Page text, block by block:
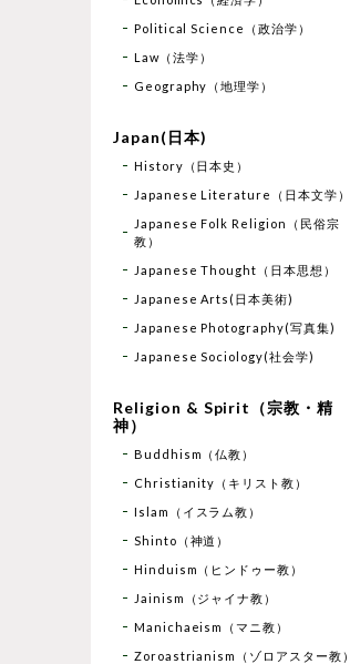
Political Science（政治学）
Law（法学）
Geography（地理学）
Japan(日本)
History（日本史）
Japanese Literature（日本文学）
Japanese Folk Religion（民俗宗
教）
Japanese Thought（日本思想）
Japanese Arts(日本美術)
Japanese Photography(写真集)
Japanese Sociology(社会学)
Religion & Spirit（宗教・精
神）
Buddhism（仏教）
Christianity（キリスト教）
Islam（イスラム教）
Shinto（神道）
Hinduism（ヒンドゥー教）
Jainism（ジャイナ教）
Manichaeism（マニ教）
Zoroastrianism（ゾロアスター教）